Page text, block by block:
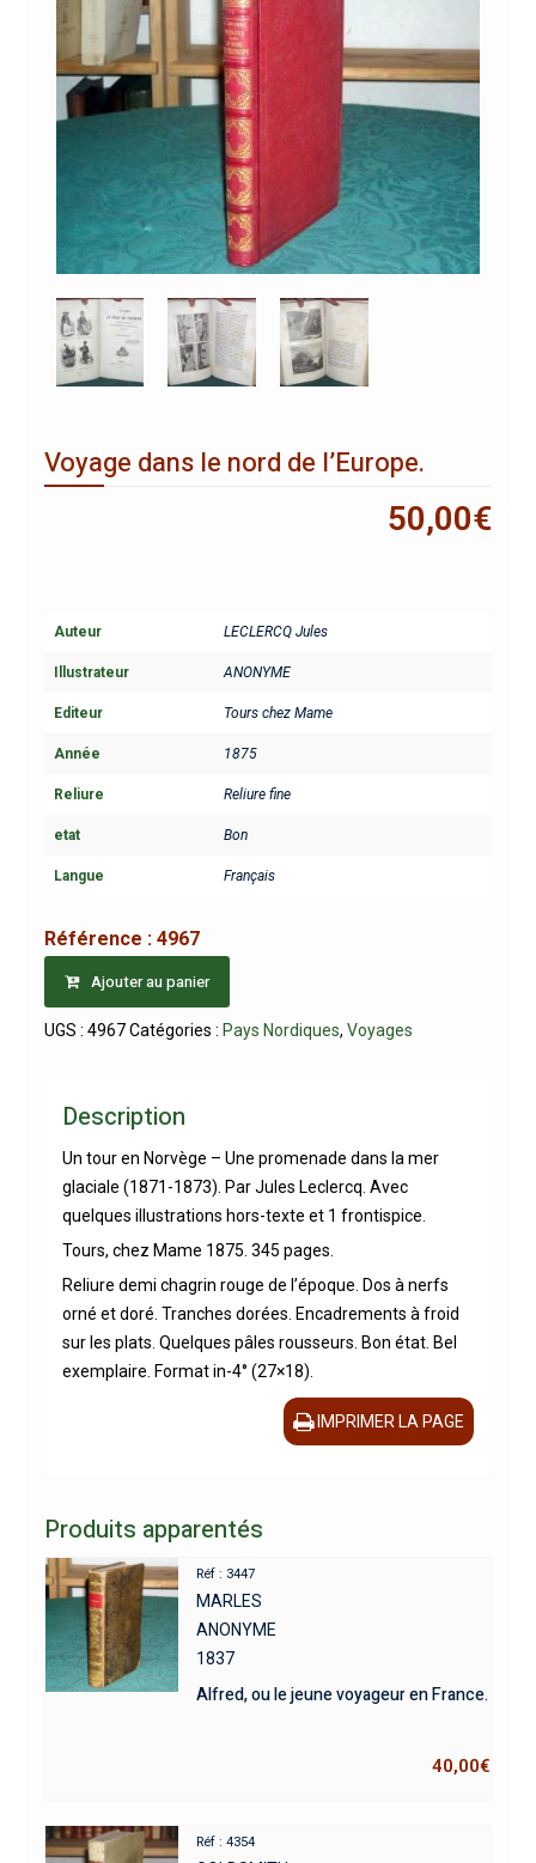
Voyage dans le nord de l’Europe.
50,00€
Auteur LECLERCQ Jules
Illustrateur ANONYME
Editeur Tours chez Mame
Année 1875
Reliure Reliure fine
etat Bon
Langue Français
Référence : 4967
Ajouter au panier
UGS : 4967 Catégories : Pays Nordiques, Voyages
Description
Un tour en Norvège – Une promenade dans la mer
glaciale (1871-1873). Par Jules Leclercq. Avec
quelques illustrations hors-texte et 1 frontispice.
Tours, chez Mame 1875. 345 pages.
Reliure demi chagrin rouge de l’époque. Dos à nerfs
orné et doré. Tranches dorées. Encadrements à froid
sur les plats. Quelques pâles rousseurs. Bon état. Bel
exemplaire. Format in-4° (27×18).
IMPRIMER LA PAGE
Produits apparentés
Réf : 3447
MARLES
ANONYME
1837
Alfred, ou le jeune voyageur en France.
40,00€
Réf : 4354